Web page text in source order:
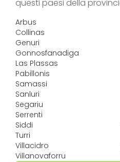
questi paesi della
Arbus
Collinas
Genuri
Gonnosfanadiga
Las Plassas
Pabillonis
Samassi
Sanluri
Segariu
Serrenti
Siddi
Turri
Villacidro
Villanovaforru